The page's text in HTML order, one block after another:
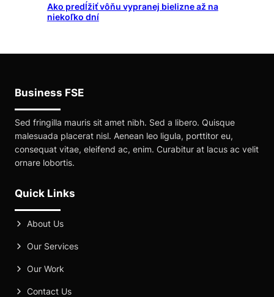
Ako predĺžiť vôňu vypranej bielizne až na
niekoľko dní
Business FSE
Sed fringilla mauris sit amet nibh. Sed a libero. Quisque
malesuada placerat nisl. Aenean leo ligula, porttitor eu,
consequat vitae, eleifend ac, enim. Curabitur at lacus ac velit
ornare lobortis.
Quick Links
About Us
Our Services
Our Work
Contact Us